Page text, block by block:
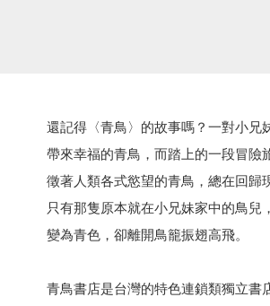
還記得〈青鳥〉的故事嗎？一對小兄
帶來幸福的青鳥，而踏上的一段冒險
徵著人類各式慾望的青鳥，總在回歸
只有那隻原本就在小兄妹家中的鳥兒
變為青色，卻離開鳥籠振翅高飛。
青鳥書店是台灣的特色連鎖類獨立書